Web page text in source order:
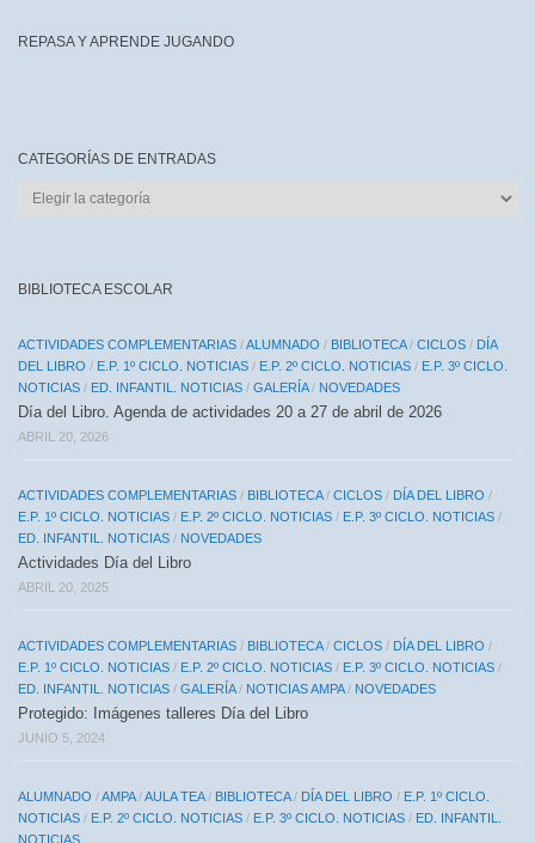
REPASA Y APRENDE JUGANDO
CATEGORÍAS DE ENTRADAS
CATEGORÍAS
BIBLIOTECA ESCOLAR
ACTIVIDADES COMPLEMENTARIAS /ALUMNADO / BIBLIOTECA/ CICLOS / DÍA
DEL LIBRO / E.P. 1º CICLO. NOTICIAS / E.P. 2º CICLO. NOTICIAS / E.P. 3º CICLO.
NOTICIAS / ED. INFANTIL. NOTICIAS / GALERÍA/ NOVEDADES
Día del Libro. Agenda de actividades 20 a 27 de abril de 2026
ABRIL 20, 2026
ACTIVIDADES COMPLEMENTARIAS / BIBLIOTECA/ CICLOS / DÍA DEL LIBRO /
E.P. 1º CICLO. NOTICIAS / E.P. 2º CICLO. NOTICIAS / E.P. 3º CICLO. NOTICIAS /
ED. INFANTIL. NOTICIAS / NOVEDADES
Actividades Día del Libro
ABRIL 20, 2025
ACTIVIDADES COMPLEMENTARIAS / BIBLIOTECA/ CICLOS / DÍA DEL LIBRO /
E.P. 1º CICLO. NOTICIAS / E.P. 2º CICLO. NOTICIAS / E.P. 3º CICLO. NOTICIAS /
ED. INFANTIL. NOTICIAS / GALERÍA/ NOTICIAS AMPA/ NOVEDADES
Protegido: Imágenes talleres Día del Libro
JUNIO 5, 2024
ALUMNADO /AMPA/AULA TEA/ BIBLIOTECA/ DÍA DEL LIBRO / E.P. 1º CICLO.
NOTICIAS / E.P. 2º CICLO. NOTICIAS / E.P. 3º CICLO. NOTICIAS / ED. INFANTIL.
NOTICIAS